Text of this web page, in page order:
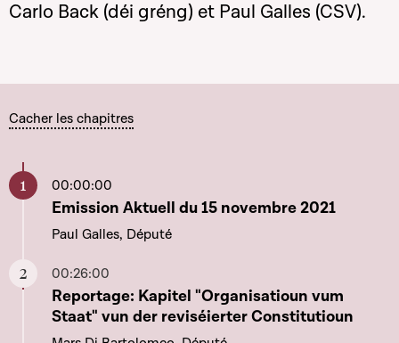
Carlo Back (déi gréng) et Paul Galles (CSV).
Cacher les chapitres
00:00:00
Aller à ce chapitre
Emission Aktuell du 15 novembre 2021
Paul Galles, Député
00:26:00
Aller à ce chapitre
Reportage: Kapitel "Organisatioun vum
Staat" vun der reviséierter Constitutioun